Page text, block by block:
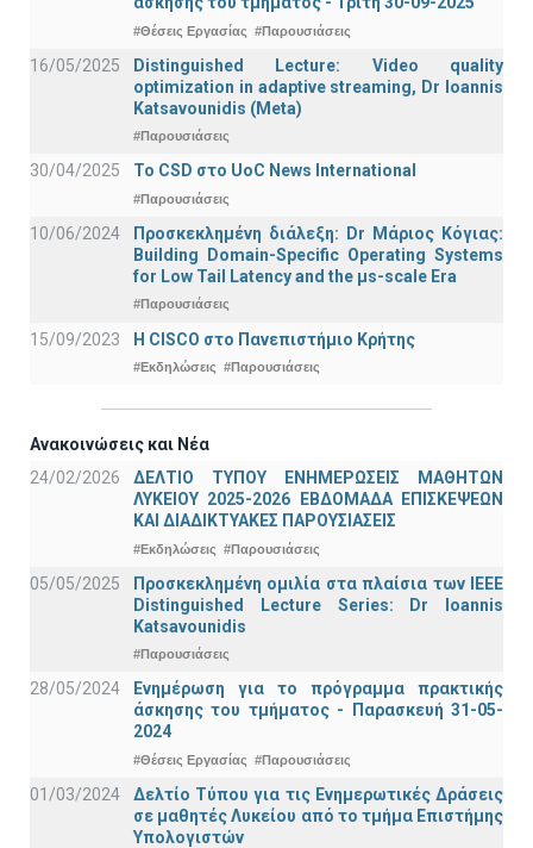
#Θέσεις Εργασίας #Παρουσιάσεις
16/05/2025
Distinguished Lecture: Video quality
optimization in adaptive streaming, Dr Ioannis
Katsavounidis (Meta)
#Παρουσιάσεις
30/04/2025 To CSD στο UoC News International
#Παρουσιάσεις
10/06/2024
Προσκεκλημένη διάλεξη: Dr Μάριος Κόγιας:
Building Domain-Specific Operating Systems
for Low Tail Latency and the μs-scale Era
#Παρουσιάσεις
15/09/2023 Η CISCO στο Πανεπιστήμιο Κρήτης
#Εκδηλώσεις #Παρουσιάσεις
Ανακοινώσεις και Νέα
24/02/2026
ΔΕΛΤΙΟ ΤΥΠΟΥ ΕΝΗΜΕΡΩΣΕΙΣ ΜΑΘΗΤΩΝ
ΛΥΚΕΙΟΥ 2025-2026 ΕΒΔΟΜΑΔΑ ΕΠΙΣΚΕΨΕΩΝ
ΚΑΙ ΔΙΑΔΙΚΤΥΑΚΕΣ ΠΑΡΟΥΣΙΑΣΕΙΣ
#Εκδηλώσεις #Παρουσιάσεις
05/05/2025
Προσκεκλημένη ομιλία στα πλαίσια των IEEE
Distinguished Lecture Series: Dr Ioannis
Katsavounidis
#Παρουσιάσεις
28/05/2024
Ενημέρωση για το πρόγραμμα πρακτικής
άσκησης του τμήματος - Παρασκευή 31-05-
2024
#Θέσεις Εργασίας #Παρουσιάσεις
01/03/2024
Δελτίο Τύπου για τις Ενημερωτικές Δράσεις
σε μαθητές Λυκείου από το τμήμα Επιστήμης
Υπολογιστών